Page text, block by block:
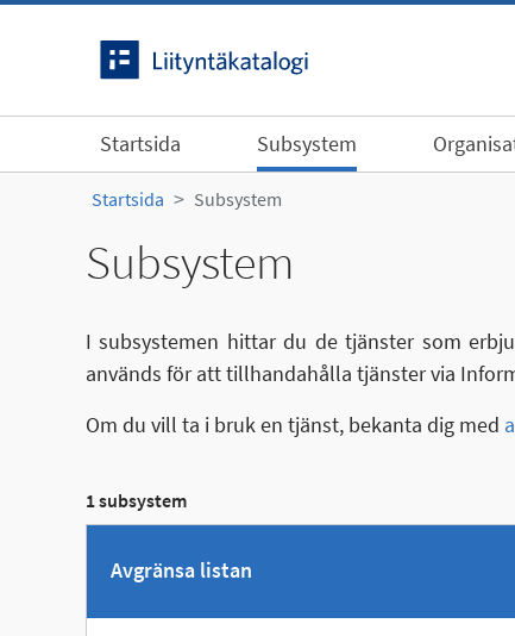
Startsida Subsystem
Startsida Subsystem
Subsystem
I subsystemen hittar du de tjänster som
används för att tillhandahålla tjänster via
Om du vill ta i bruk en tjänst, bekanta dig med
1 subsystem
Avgränsa listan